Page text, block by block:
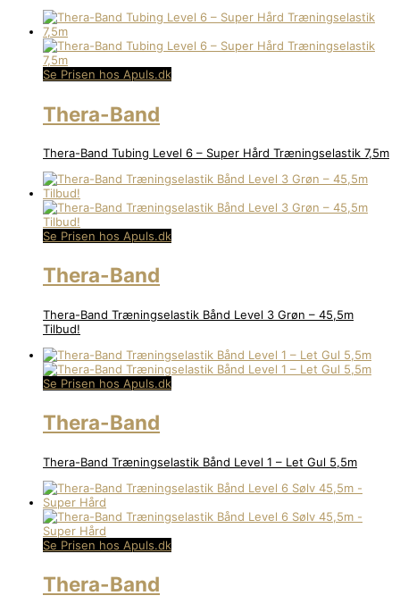
Se Prisen hos Apuls.dk
Thera-Band
Thera-Band Tubing Level 6 – Super Hård Træningselastik 7,5m
Se Prisen hos Apuls.dk
Thera-Band
Thera-Band Træningselastik Bånd Level 3 Grøn – 45,5m
Tilbud!
Se Prisen hos Apuls.dk
Thera-Band
Thera-Band Træningselastik Bånd Level 1 – Let Gul 5,5m
Se Prisen hos Apuls.dk
Thera-Band